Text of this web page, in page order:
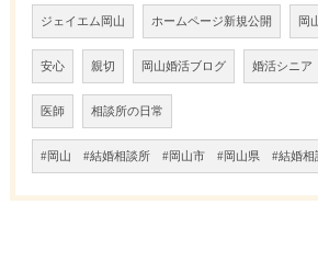
ジェイエム岡山 ホームページ新規公開 岡
安心 親切 岡山婚活ブログ 婚活シニア
医師 相談所の日常
#岡山 #結婚相談所 #岡山市 #岡山県 #結婚相